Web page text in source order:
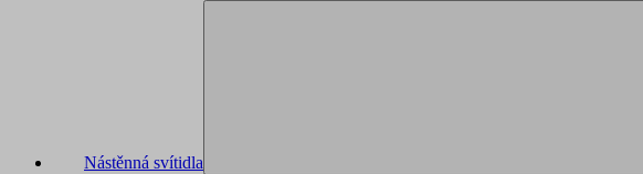
Nástěnná svítidla